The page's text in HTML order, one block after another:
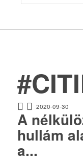
2020-09-30
A
hullám
a...